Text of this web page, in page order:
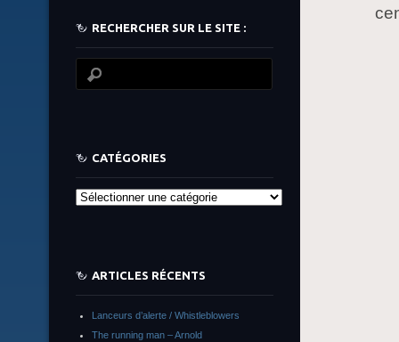
RECHERCHER SUR LE SITE :
CATÉGORIES
Catégories
ARTICLES RÉCENTS
Lanceurs d’alerte / Whistleblowers
The running man – Arnold